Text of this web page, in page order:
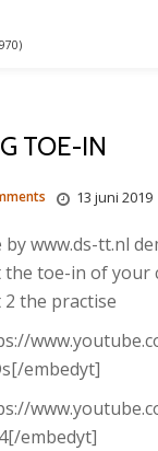
TOE-IN
13 juni 2019
by www.ds-tt.nl
the toe-in of your
the practise
embedyt]
embedyt]